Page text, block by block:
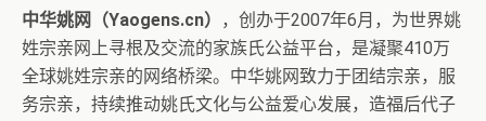
中华姚网（Yaogens.cn）
，创办于2007年6月，为世界姚
姓宗亲网上寻根及交流的家族氏公益平台，是凝聚410万
全球姚姓宗亲的网络桥梁。中华姚网致力于团结宗亲，服
务宗亲，持续推动姚氏文化与公益爱心发展，造福后代子